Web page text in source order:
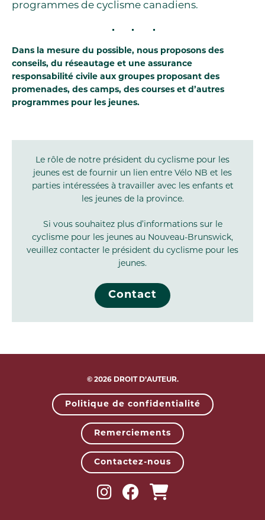
programmes de cyclisme canadiens.
Dans la mesure du possible, nous proposons des
conseils, du réseautage et une assurance
responsabilité civile aux groupes proposant des
promenades, des camps, des courses et d’autres
programmes pour les jeunes.
Le rôle de notre président du cyclisme pour les
jeunes est de fournir un lien entre Vélo NB et les
parties intéressées à travailler avec les enfants et
les jeunes de la province.
Si vous souhaitez plus d’informations sur le
cyclisme pour les jeunes au Nouveau-Brunswick,
veuillez contacter le président du cyclisme pour les
jeunes.
Contact
© 2026 DROIT D’AUTEUR.
Politique de confidentialité
Remerciements
Contactez-nous